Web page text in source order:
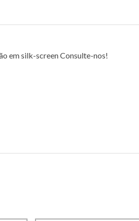
em silk-screen Consulte-nos!